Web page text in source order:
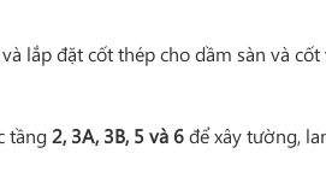
lắp đặt cốt thép cho dầm sàn và
tầng2, 3A, 3B, 5 và 6để xây tường,